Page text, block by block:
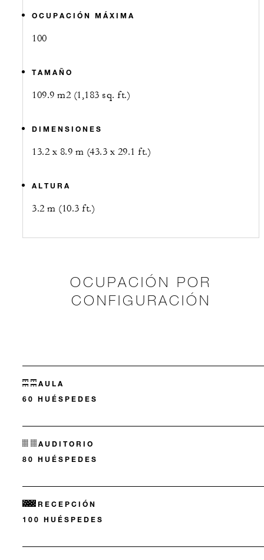
OCUPACIÓN MÁXIMA
100
TAMAÑO
109.9 m2 (1,183 sq. ft.)
DIMENSIONES
13.2 x 8.9 m (43.3 x 29.1 ft.)
ALTURA
3.2 m (10.3 ft.)
OCUPACIÓN POR
CONFIGURACIÓN
AULA
60 HUÉSPEDES
AUDITORIO
80 HUÉSPEDES
RECEPCIÓN
100 HUÉSPEDES